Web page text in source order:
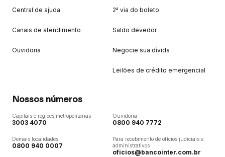
Central de ajuda
Canais de atendimento
Ouvidoria
2ª via do boleto
Saldo devedor
Negocie sua dívida
Leilões de crédito emergencial
Nossos números
Capitais e regiões metropolitanas
3003 4070
Demais localidades
0800 940 0007
Ouvidoria
0800 940 7772
Para recebimento de ofícios judiciais e
administrativos
oficios@bancointer.com.br